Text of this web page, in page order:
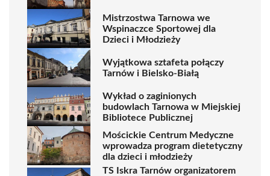
Mistrzostwa Tarnowa we
Wspinaczce Sportowej dla
Dzieci i Młodzieży
Wyjątkowa sztafeta połączy
Tarnów i Bielsko-Białą
Wykład o zaginionych
budowlach Tarnowa w Miejskiej
Bibliotece Publicznej
Mościckie Centrum Medyczne
wprowadza program dietetyczny
dla dzieci i młodzieży
TS Iskra Tarnów organizatorem